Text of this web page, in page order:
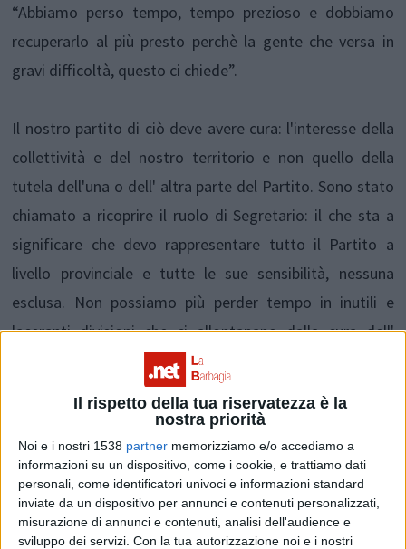
Il rispetto della tua riservatezza è la
nostra priorità
Noi e i nostri 1538 partner memorizziamo e/o accediamo a
informazioni su un dispositivo, come i cookie, e trattiamo dati
personali, come identificatori univoci e informazioni standard
inviate da un dispositivo per annunci e contenuti personalizzati,
misurazione di annunci e contenuti, analisi dell'audience e
sviluppo dei servizi. Con la tua autorizzazione noi e i nostri
“Abbiamo perso tempo, tempo prezioso e dobbiamo
recuperarlo al più presto perchè la gente che versa in
gravi difficoltà, questo ci chiede”.
Il nostro partito di ciò deve avere cura: l'interesse della
collettività e del nostro territorio e non quello della
tutela dell'una o dell' altra parte del Partito. Sono stato
chiamato a ricoprire il ruolo di Segretario: il che sta a
significare che devo rappresentare tutto il Partito a
livello provinciale e tutte le sue sensibilità, nessuna
esclusa. Non possiamo più perder tempo in inutili e
laceranti divisioni che ci allontanano dalla cura dell'
interesse preminente della collettività. I cittadini
vorrebbero avere risposte concrete sui problemi che
devono affrontare, quotidianamente, e non ha dunque
senso che le nostre energie, intendo quelle di tutti i
componenti del nostro partito, si disperdano in una
diatriba anacronistica. Si può costruire, ed io ci credo, un
Nuovo PD in Provincia che superi le correnti e che dia